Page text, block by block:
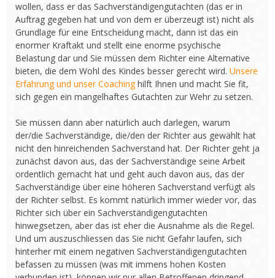
wollen, dass er das Sachverständigengutachten (das er in
Auftrag gegeben hat und von dem er überzeugt ist) nicht als
Grundlage für eine Entscheidung macht, dann ist das ein
enormer Kraftakt und stellt eine enorme psychische
Belastung dar und Sie müssen dem Richter eine Alternative
bieten, die dem Wohl des Kindes besser gerecht wird. Unsere
Erfahrung und unser Coachinghilft Ihnen und macht Sie fit,
sich gegen ein mangelhaftes Gutachten zur Wehr zu setzen.
Sie müssen dann aber natürlich auch darlegen, warum
der/die Sachverständige, die/den der Richter aus gewählt hat
nicht den hinreichenden Sachverstand hat. Der Richter geht ja
zunächst davon aus, das der Sachverständige seine Arbeit
ordentlich gemacht hat und geht auch davon aus, das der
Sachverständige über eine höheren Sachverstand verfügt als
der Richter selbst. Es kommt natürlich immer wieder vor, das
Richter sich über ein Sachverständigengutachten
hinwegsetzen, aber das ist eher die Ausnahme als die Regel.
Und um auszuschliessen das Sie nicht Gefahr laufen, sich
hinterher mit einem negativen Sachverständigengutachten
befassen zu müssen (was mit immens hohen Kosten